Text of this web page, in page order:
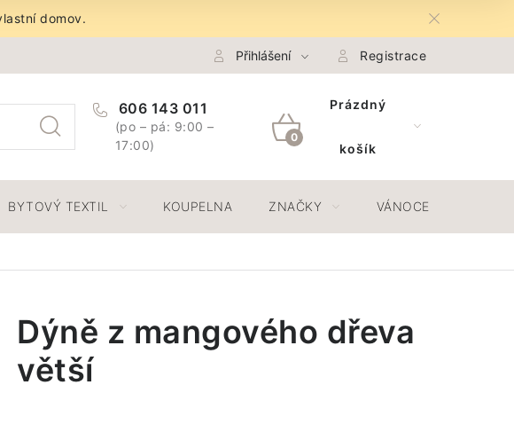
domov.
Ochrana Osobních údajů GDPR Spojte se s námi
Přihlášení Registrace
606 143 011
(po – pá: 9:00 –
17:00)
NÁKUPNÍ
Prázdný
košík
BYTOVÝ TEXTIL KOUPELNA ZNAČKY VÁNOCE
Dýně z mangového dřeva
větší